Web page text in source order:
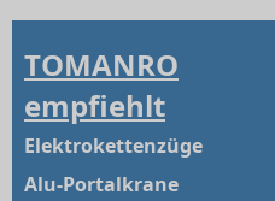
TOMANRO
empfiehlt
Elektrokettenzüge
Alu-Portalkrane